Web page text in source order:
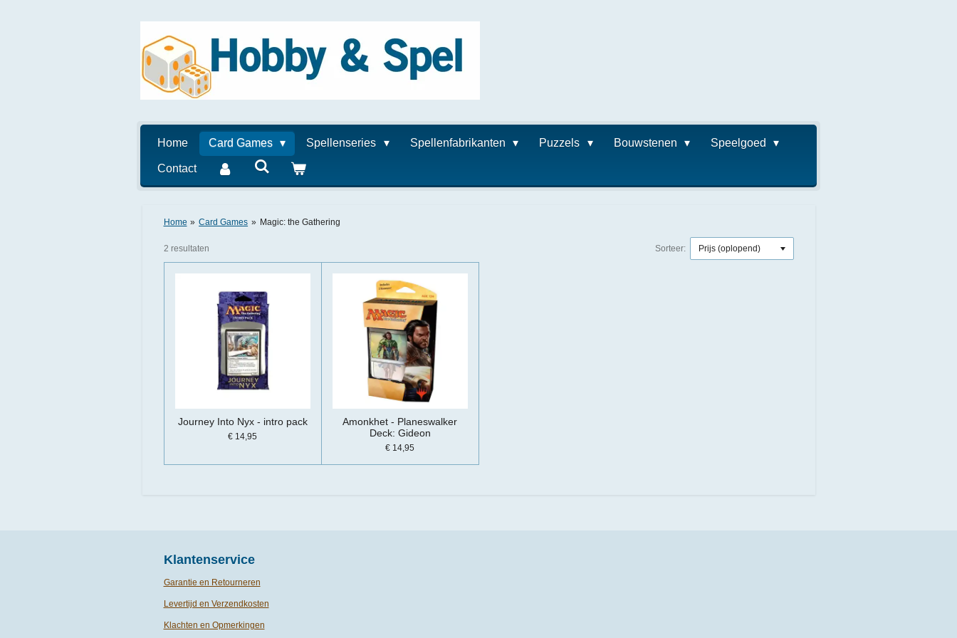
Home Card Games Spellenseries Spellenfabrikanten Puzzels Bouwstenen Speelgoed
Contact
Home » Card Games » Magic: the Gathering
2 resultaten Sorteer:
Journey Into Nyx - intro pack
€ 14,95
Amonkhet - Planeswalker
Deck: Gideon
€ 14,95
Klantenservice
Garantie en Retourneren
Levertijd en Verzendkosten
Klachten en Opmerkingen